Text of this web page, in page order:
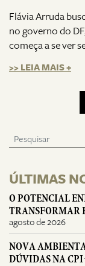
Flávia Arruda
no governo do
começa a se ver
>> LEIA MAIS +
ÚLTIMAS
O POTENCIAL
TRANSFORMAR
agosto de 2026
NOVA
DÚVIDAS NA CPI